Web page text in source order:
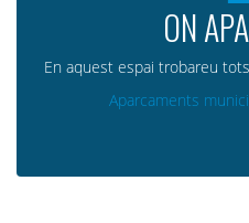
ON
En aquest espai trobareu
Aparcaments